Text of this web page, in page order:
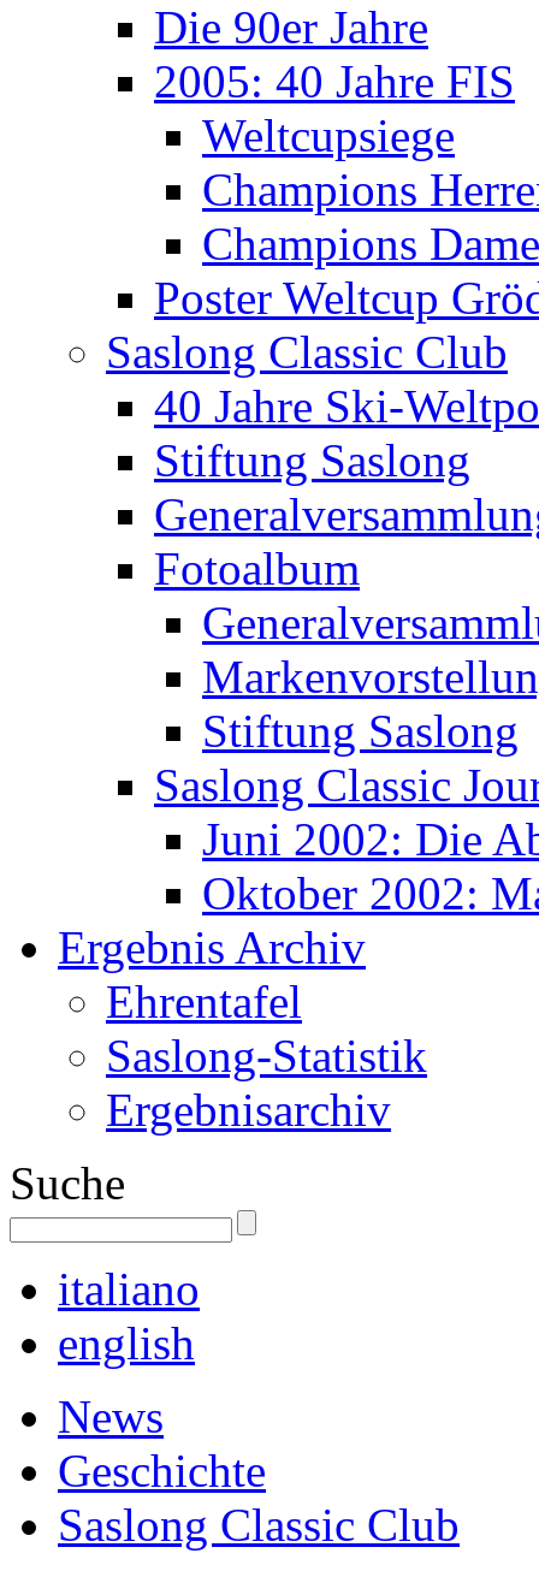
Die 90er Jahre
2005: 40 Jahre FIS
Weltcupsiege
Champions
Champions
Poster Weltcup
Saslong Classic Club
40 Jahre Ski-
Stiftung Saslong
Fotoalbum
Stiftung Saslong
Saslong Classic
Juni 2002: Die
Oktober 2002:
Ergebnis Archiv
Ehrentafel
Saslong-Statistik
Ergebnisarchiv
Suche
italiano
english
News
Geschichte
Saslong Classic Club